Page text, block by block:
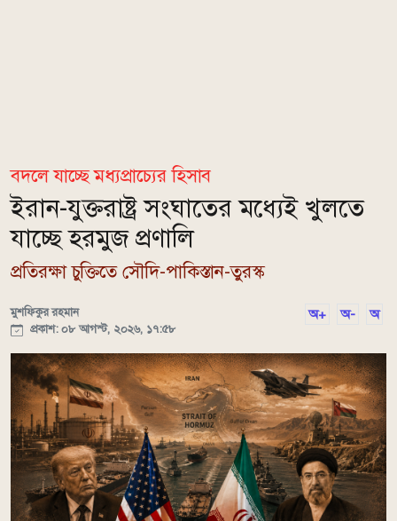
বদলে যাচ্ছে মধ্যপ্রাচ্যের হিসাব
ইরান-যুক্তরাষ্ট্র সংঘাতের মধ্যেই খুলতে
যাচ্ছে হরমুজ প্রণালি
প্রতিরক্ষা চুক্তিতে সৌদি-পাকিস্তান-তুরস্ক
মুশফিকুর রহমান
প্রকাশ: ০৮ আগস্ট, ২০২৬, ১৭:৫৮
অ+ অ- অ